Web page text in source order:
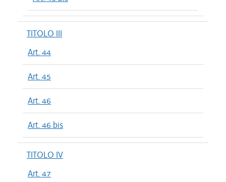
TITOLO III
Art. 44
Art. 45
Art. 46
Art. 46 bis
TITOLO IV
Art. 47